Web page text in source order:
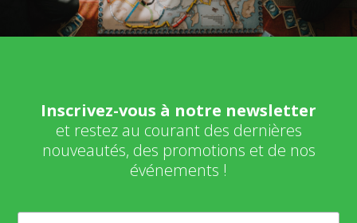
Inscrivez-vous à notre newsletter
et restez au courant des dernières
nouveautés, des promotions et de nos
événements !